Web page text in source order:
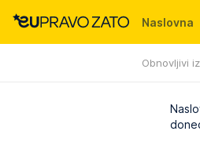
Naslovna
Obnovljivi
Događaji